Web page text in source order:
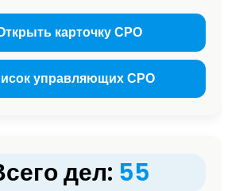
карточку СРО
управляющих СРО
дел: 55